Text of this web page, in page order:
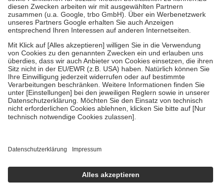
Zuzahlung zehn Prozent der Kosten sowie zehn Euro je
Verordnung.
Um das Engagement der Versicherten für ihre eigene Gesundheit zu
stärken und die besondere Stellung der Familie zu unterstützen,
fallenkeine Zuzahlungenan bei:
• Kindern und Jugendlichen bis zum vollendeten 18. Lebensjahr
mit Ausnahme der Fahrkosten
• Untersuchungen zur Vorsorge und Früherkennung, die von der
GKV getragen werden
• empfohlenen Schutzimpfungen
• Harn- und Blutteststreifen
getroffen, um sicherzustellen, dass es sich um echte Bewertungen
https://help.etrusted.com/hc/de/articles/4419944605341